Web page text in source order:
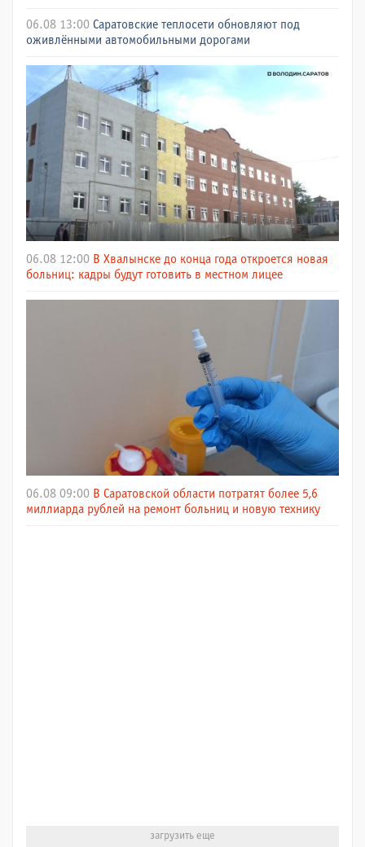
06.08 13:00 Саратовские теплосети обновляют под
оживлёнными автомобильными дорогами
06.08 12:00 В Хвалынске до конца года откроется новая
больниц: кадры будут готовить в местном лицее
06.08 09:00 В Саратовской области потратят более 5,6
миллиарда рублей на ремонт больниц и новую технику
загрузить еще